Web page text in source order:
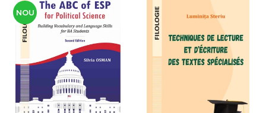
ULTIMELE EXEMPLARE
NOU